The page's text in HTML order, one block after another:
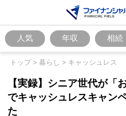
人気 年収 相続
トップ> 暮らし > キャッシュレス
【実録】シニア世代が「
でキャッシュレスキャン
た